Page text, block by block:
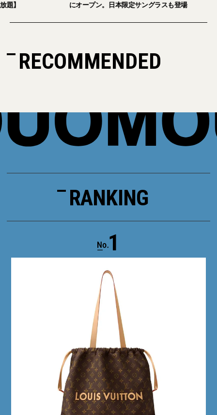
題】
にオープン。日本限定サングラスも登場
RECOMMENDED
RANKING
1